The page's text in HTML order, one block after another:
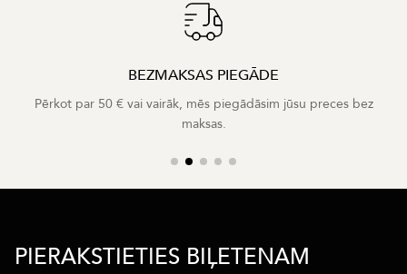
BEZMAKSAS PIEGĀDE
Pērkot par 50 € vai vairāk, mēs piegādāsim jūsu preces bez
maksas.
PIERAKSTIETIES BIĻETENAM